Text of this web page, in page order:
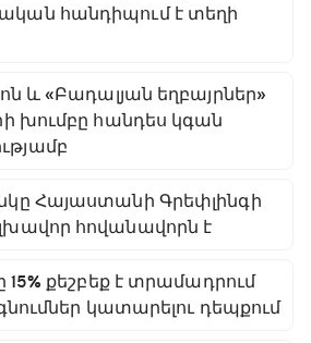
հանդիպում է տեղի
և «Բադալյան եղբայրներ»
խումբը հանդես կգան
Հայաստանի Գրեփլինգի
հովանավորն է
քեշբեք է տրամադրում
գնումներ կատարելու դեպքում